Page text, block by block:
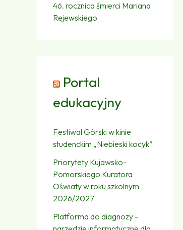
46. rocznica śmierci Mariana
Rejewskiego
Portal
edukacyjny
Festiwal Górski w kinie
studenckim „Niebieski kocyk”
Priorytety Kujawsko-
Pomorskiego Kuratora
Oświaty w roku szkolnym
2026/2027
Platforma do diagnozy –